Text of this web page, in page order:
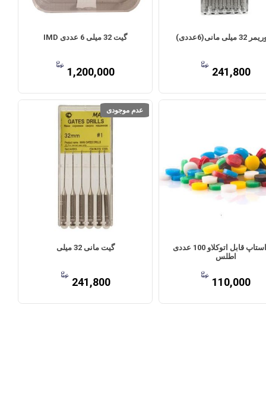
میلی مانی(6عددی)
241,800
گیت 32 میلی 6 عددی IMD
1,200,000
رابراستاپ قابل اتوکلاو 100 عددی
اطلس
110,000
عدم موجودی
گیت مانی 32 میلی
241,800